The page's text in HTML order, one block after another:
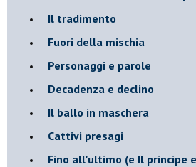
Il tradimento
Fuori della mischia
Personaggi e parole
Decadenza e declino
Il ballo in maschera
Cattivi presagi
Fino all'ultimo (e Il principe